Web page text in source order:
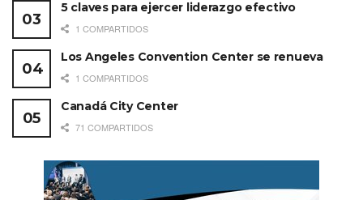
5 claves para ejercer liderazgo efectivo
1 COMPARTIDOS
Los Angeles Convention Center se renueva
1 COMPARTIDOS
Canadá City Center
71 COMPARTIDOS